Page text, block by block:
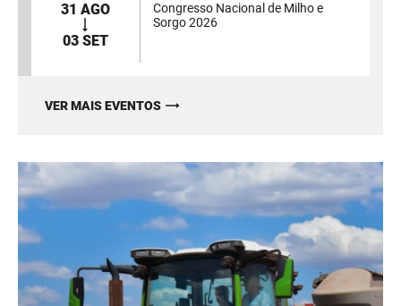
31 AGO
03 SET
Congresso Nacional de Milho e
Sorgo 2026
VER MAIS EVENTOS